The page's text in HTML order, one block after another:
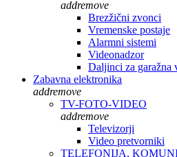
addremove
Brezžični zvonci
Vremenske postaje
Alarmni sistemi
Videonadzor
Daljinci za garažna
Zabavna elektronika
addremove
TV-FOTO-VIDEO
addremove
Televizorji
Video pretvorniki
TELEFONIJA,